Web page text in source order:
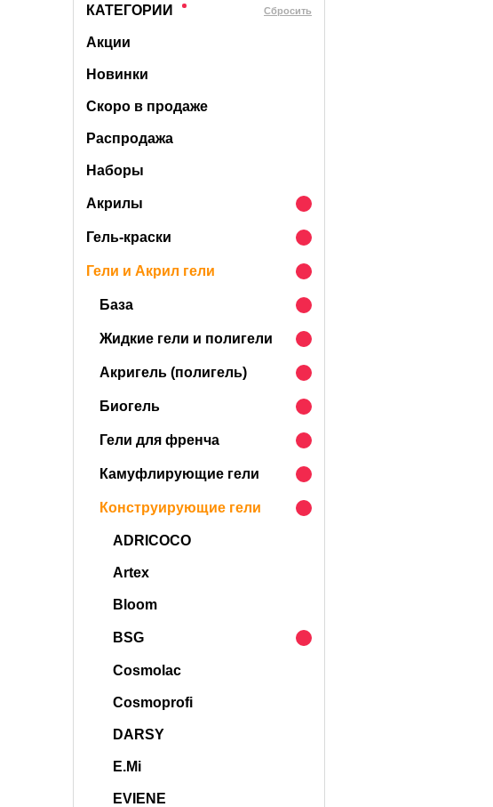
КАТЕГОРИИ Cбросить
Акции
Новинки
Скоро в продаже
Распродажа
Наборы
Акрилы
Гель-краски
Гели и Акрил гели
База
Жидкие гели и полигели
Акригель (полигель)
Биогель
Гели для френча
Камуфлирующие гели
Конструирующие гели
ADRICOCO
Artex
Bloom
BSG
Cosmolac
Cosmoprofi
DARSY
E.Mi
EVIENE